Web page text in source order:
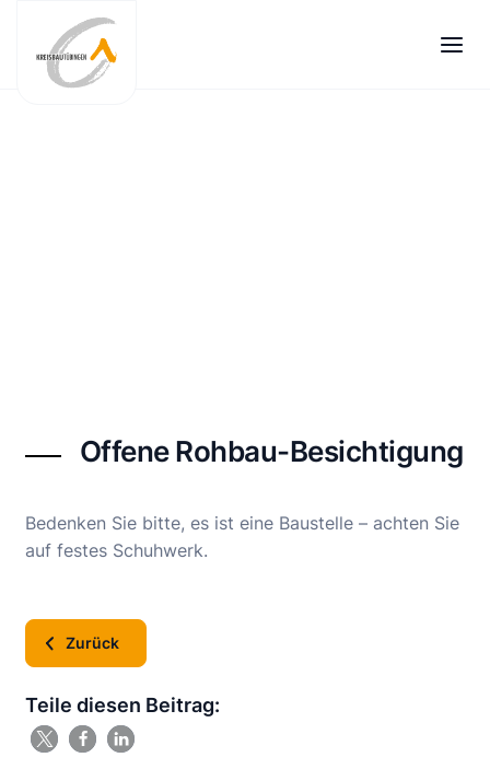
springen
Offene Rohbau-Besichtigung
Bedenken Sie bitte, es ist eine Baustelle – achten Sie
auf festes Schuhwerk.
Zurück
Teile diesen Beitrag: